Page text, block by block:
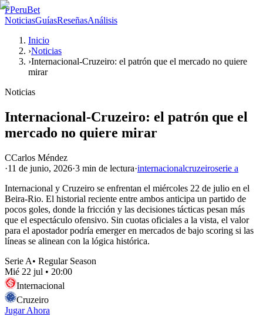
PPeruBet
NoticiasGuíasReseñasAnálisis
Inicio
›Noticias
›Internacional-Cruzeiro: el patrón que el mercado no quiere
mirar
Noticias
Internacional-Cruzeiro: el patrón que el
mercado no quiere mirar
CCarlos Méndez
·11 de junio, 2026·3 min de lectura·internacionalcruzeiroserie a
Internacional y Cruzeiro se enfrentan el miércoles 22 de julio en el
Beira-Rio. El historial reciente entre ambos anticipa un partido de
pocos goles, donde la fricción y las decisiones tácticas pesan más
que el espectáculo ofensivo. Sin cuotas oficiales a la vista, el valor
para el apostador podría emerger en mercados de bajo scoring si las
líneas se alinean con la lógica histórica.
Serie A• Regular Season
Mié 22 jul • 20:00
Internacional
Cruzeiro
Jugar Ahora